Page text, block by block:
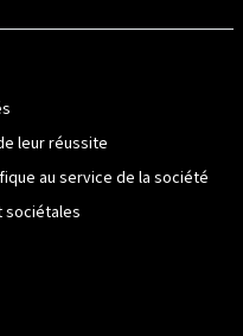
leur réussite
au service de la société
sociétales